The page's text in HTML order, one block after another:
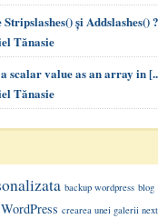
și Addslashes() ?
Tănasie
scalar value as an array in
Tănasie
backup wordpress blog
crearea unei galerii